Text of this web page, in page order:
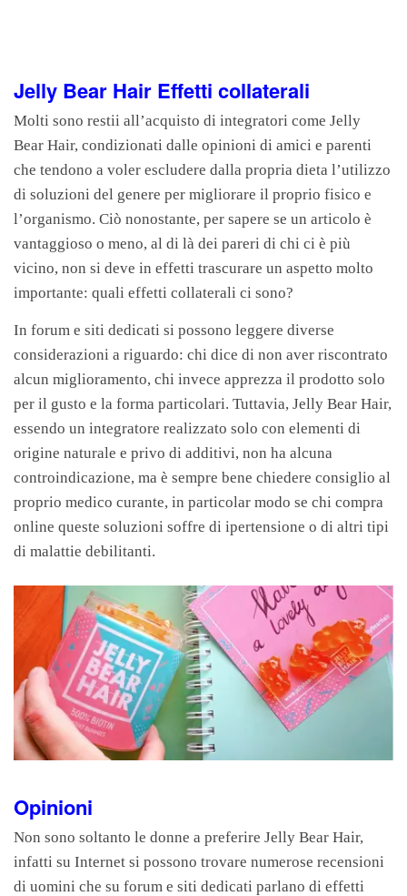
Jelly Bear Hair Effetti collaterali
Molti sono restii all’acquisto di integratori come Jelly
Bear Hair, condizionati dalle opinioni di amici e parenti
che tendono a voler escludere dalla propria dieta l’utilizzo
di soluzioni del genere per migliorare il proprio fisico e
l’organismo. Ciò nonostante, per sapere se un articolo è
vantaggioso o meno, al di là dei pareri di chi ci è più
vicino, non si deve in effetti trascurare un aspetto molto
importante: quali effetti collaterali ci sono?
In forum e siti dedicati si possono leggere diverse
considerazioni a riguardo: chi dice di non aver riscontrato
alcun miglioramento, chi invece apprezza il prodotto solo
per il gusto e la forma particolari. Tuttavia, Jelly Bear Hair,
essendo un integratore realizzato solo con elementi di
origine naturale e privo di additivi, non ha alcuna
controindicazione, ma è sempre bene chiedere consiglio al
proprio medico curante, in particolar modo se chi compra
online queste soluzioni soffre di ipertensione o di altri tipi
di malattie debilitanti.
Opinioni
Non sono soltanto le donne a preferire Jelly Bear Hair,
infatti su Internet si possono trovare numerose recensioni
di uomini che su forum e siti dedicati parlano di effetti